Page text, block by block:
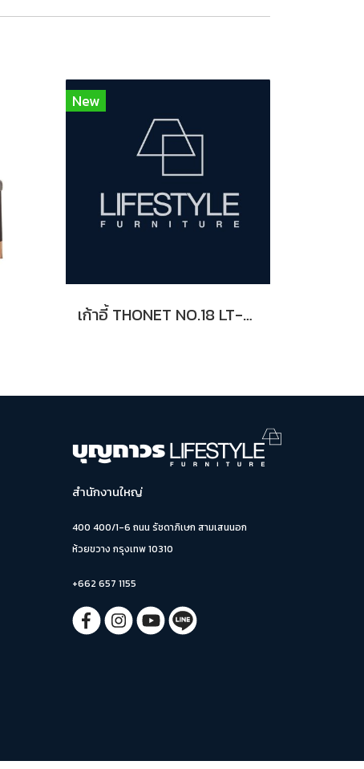
New
เก้าอี้ THONET NO.18 LT-BL
สำนักงานใหญ่
400 400/1-6 ถนน รัชดาภิเษก สามเสนนอก
ห้วยขวาง กรุงเทพ 10310
+662 657 1155